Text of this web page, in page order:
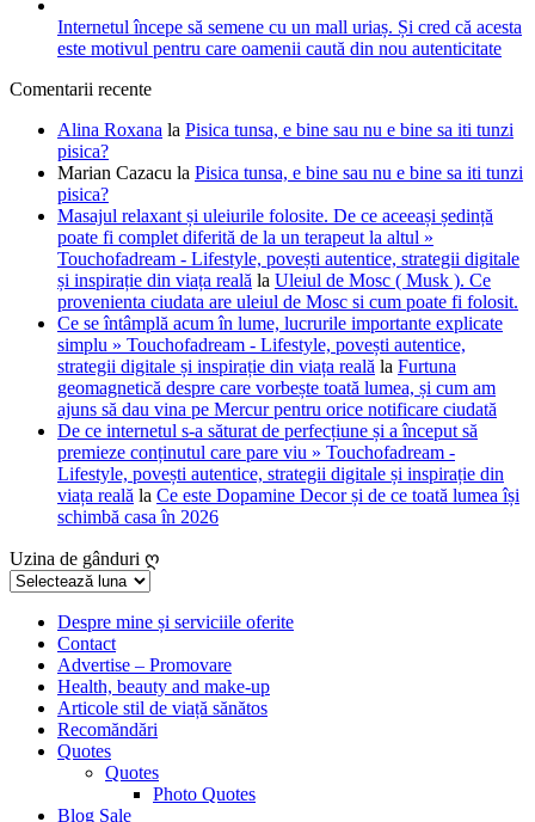
Internetul începe să semene cu un mall uriaș. Și cred că acesta
este motivul pentru care oamenii caută din nou autenticitate
Comentarii recente
Alina Roxana la Pisica tunsa, e bine sau nu e bine sa iti tunzi
pisica?
Marian Cazacu la Pisica tunsa, e bine sau nu e bine sa iti tunzi
pisica?
Masajul relaxant și uleiurile folosite. De ce aceeași ședință
poate fi complet diferită de la un terapeut la altul »
Touchofadream - Lifestyle, povești autentice, strategii digitale
și inspirație din viața reală la Uleiul de Mosc ( Musk ). Ce
provenienta ciudata are uleiul de Mosc si cum poate fi folosit.
Ce se întâmplă acum în lume, lucrurile importante explicate
simplu » Touchofadream - Lifestyle, povești autentice,
strategii digitale și inspirație din viața reală la Furtuna
geomagnetică despre care vorbește toată lumea, și cum am
ajuns să dau vina pe Mercur pentru orice notificare ciudată
De ce internetul s-a săturat de perfecțiune și a început să
premieze conținutul care pare viu » Touchofadream -
Lifestyle, povești autentice, strategii digitale și inspirație din
viața reală la Ce este Dopamine Decor și de ce toată lumea își
schimbă casa în 2026
Uzina de gânduri ღ
Uzina
gânduriDespre mine și serviciile oferite
Contact
Advertise – Promovare
Health, beauty and make-up
Articole stil de viață sănătos
Recomăndări
Quotes
Quotes
Photo Quotes
Blog Sale